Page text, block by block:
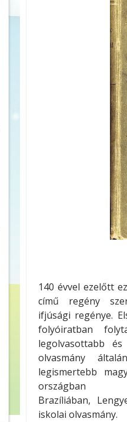
140 évvel ezelőtt
című regény
ifjúsági regénye.
folyóiratban
legolvasottabb
olvasmány
legismertebb
Brazíliában,
iskolai olvasmány.